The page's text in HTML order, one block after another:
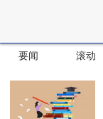
要闻 滚动